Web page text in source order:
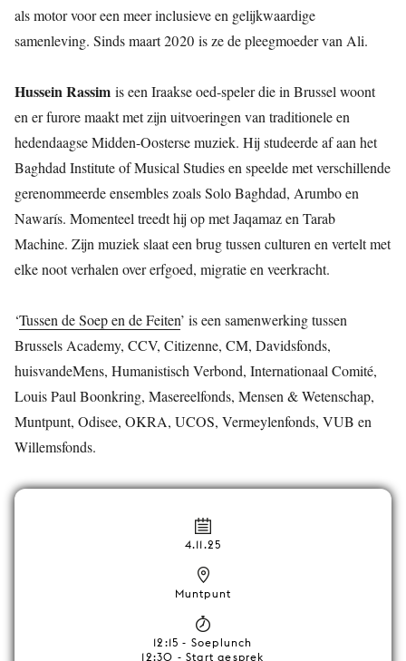
als motor voor een meer inclusieve en gelijkwaardige
samenleving. Sinds maart 2020 is ze de pleegmoeder van Ali.
Hussein Rassim is een Iraakse oed-speler die in Brussel woont
en er furore maakt met zijn uitvoeringen van traditionele en
hedendaagse Midden-Oosterse muziek. Hij studeerde af aan het
Baghdad Institute of Musical Studies en speelde met verschillende
gerenommeerde ensembles zoals Solo Baghdad, Arumbo en
Nawarís. Momenteel treedt hij op met Jaqamaz en Tarab
Machine. Zijn muziek slaat een brug tussen culturen en vertelt met
elke noot verhalen over erfgoed, migratie en veerkracht.
‘Tussen de Soep en de Feiten’ is een samenwerking tussen
Brussels Academy, CCV, Citizenne, CM, Davidsfonds,
huisvandeMens, Humanistisch Verbond, Internationaal Comité,
Louis Paul Boonkring, Masereelfonds, Mensen & Wetenschap,
Muntpunt, Odisee, OKRA, UCOS, Vermeylenfonds, VUB en
Willemsfonds.
4.11.25
Muntpunt
12:15 - Soeplunch
12:30 - Start gesprek